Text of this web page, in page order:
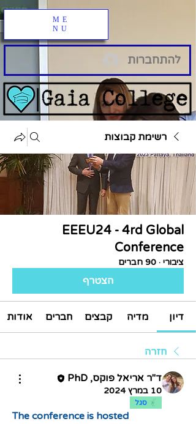
ME
NU
להתחברות
רשימת קבוצות
EEEU24 - 4rd Global
Conference
ציבורי · 90 חברים
הצטרף
דיון מדיה קבצים חברים אודות
חזרה
ד"ר אריאל פוקס, PhD
10 במרץ 2024
סגל
The conference is hosted